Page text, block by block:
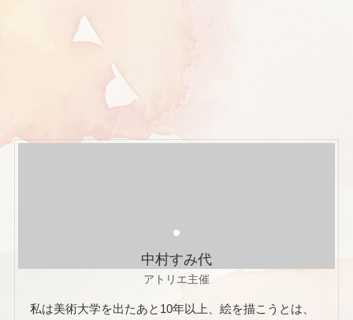
中村すみ代
アトリエ主催
私は美術大学を出たあと10年以上、絵を描こうとは、